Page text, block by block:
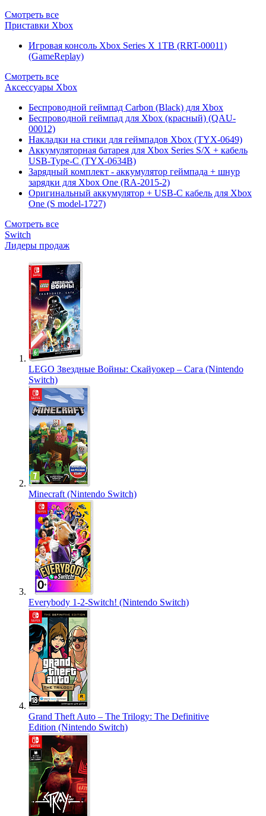
Смотреть все
Приставки Xbox
Игровая консоль Xbox Series X 1TB (RRT-00011)
(GameReplay)
Смотреть все
Аксессуары Xbox
Беспроводной геймпад Carbon (Black) для Xbox
Беспроводной геймпад для Xbox (красный) (QAU-
00012)
Накладки на стики для геймпадов Xbox (TYX-0649)
Аккумуляторная батарея для Xbox Series S/X + кабель
USB-Type-C (TYX-0634B)
Зарядный комплект - аккумулятор геймпада + шнур
зарядки для Xbox One (RA-2015-2)
Оригинальный аккумулятор + USB-C кабель для Xbox
One (S model-1727)
Смотреть все
Switch
Лидеры продаж
LEGO Звездные Войны: Скайуокер – Сага (Nintendo
Switch)
Minecraft (Nintendo Switch)
Everybody 1-2-Switch! (Nintendo Switch)
Grand Theft Auto – The Trilogy: The Definitive
Edition (Nintendo Switch)